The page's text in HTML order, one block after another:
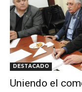
DESTACADO
Uniendo el